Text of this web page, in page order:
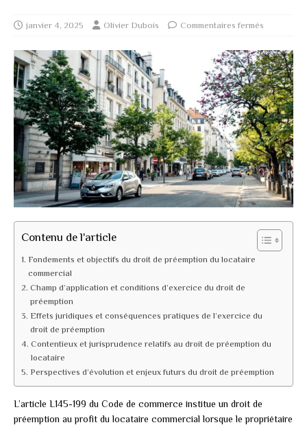
janvier 4, 2025 Olivier Dubois Commentaires fermés
Contenu de l'article
Fondements et objectifs du droit de préemption du locataire
commercial
Champ d’application et conditions d’exercice du droit de
préemption
Effets juridiques et conséquences pratiques de l’exercice du
droit de préemption
Contentieux et jurisprudence relatifs au droit de préemption du
locataire
Perspectives d’évolution et enjeux futurs du droit de préemption
L’article L145-199 du Code de commerce institue un droit de
préemption au profit du locataire commercial lorsque le propriétaire